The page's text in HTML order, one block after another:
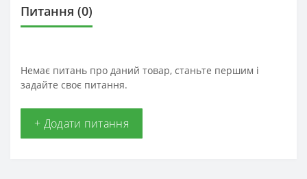
Питання (0)
Немає питань про даний товар, станьте першим і
задайте своє питання.
+ Додати питання